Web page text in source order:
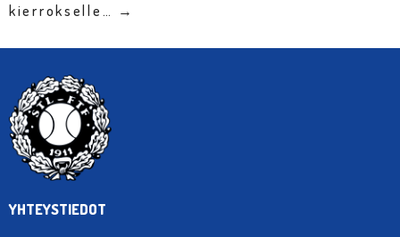
kierrokselle… →
YHTEYSTIEDOT